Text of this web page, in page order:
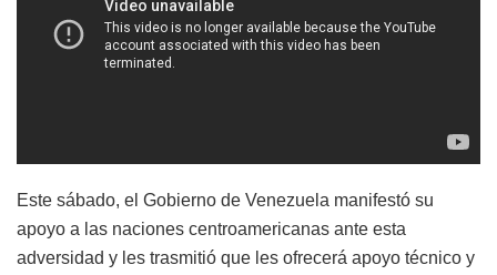
Este sábado, el Gobierno de Venezuela manifestó su
apoyo a las naciones centroamericanas ante esta
adversidad y les trasmitió que les ofrecerá apoyo técnico y